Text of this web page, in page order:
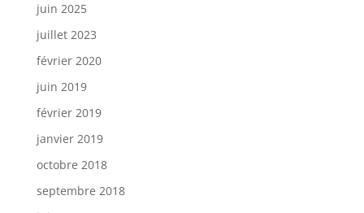
juin 2025
juillet 2023
février 2020
juin 2019
février 2019
janvier 2019
octobre 2018
septembre 2018